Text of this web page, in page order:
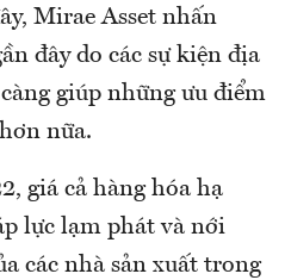
Mirae Asset nhấn
đây do các sự kiện địa
giúp những ưu điểm
nữa.
giá cả hàng hóa hạ
lực lạm phát và nới
các nhà sản xuất trong